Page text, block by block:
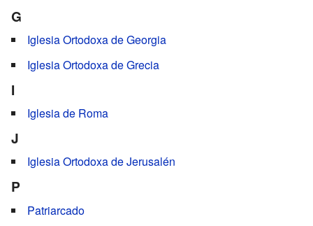
G
Iglesia Ortodoxa de Georgia
Iglesia Ortodoxa de Grecia
I
Iglesia de Roma
J
Iglesia Ortodoxa de Jerusalén
P
Patriarcado